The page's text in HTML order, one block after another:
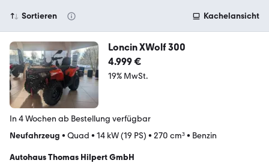
Sortieren Kachelansicht
Loncin XWolf 300
4.999 €
19% MwSt.
In 4 Wochen ab Bestellung verfügbar
Neufahrzeug • Quad • 14 kW (19 PS) • 270 cm³• Benzin
Autohaus Thomas Hilpert GmbH